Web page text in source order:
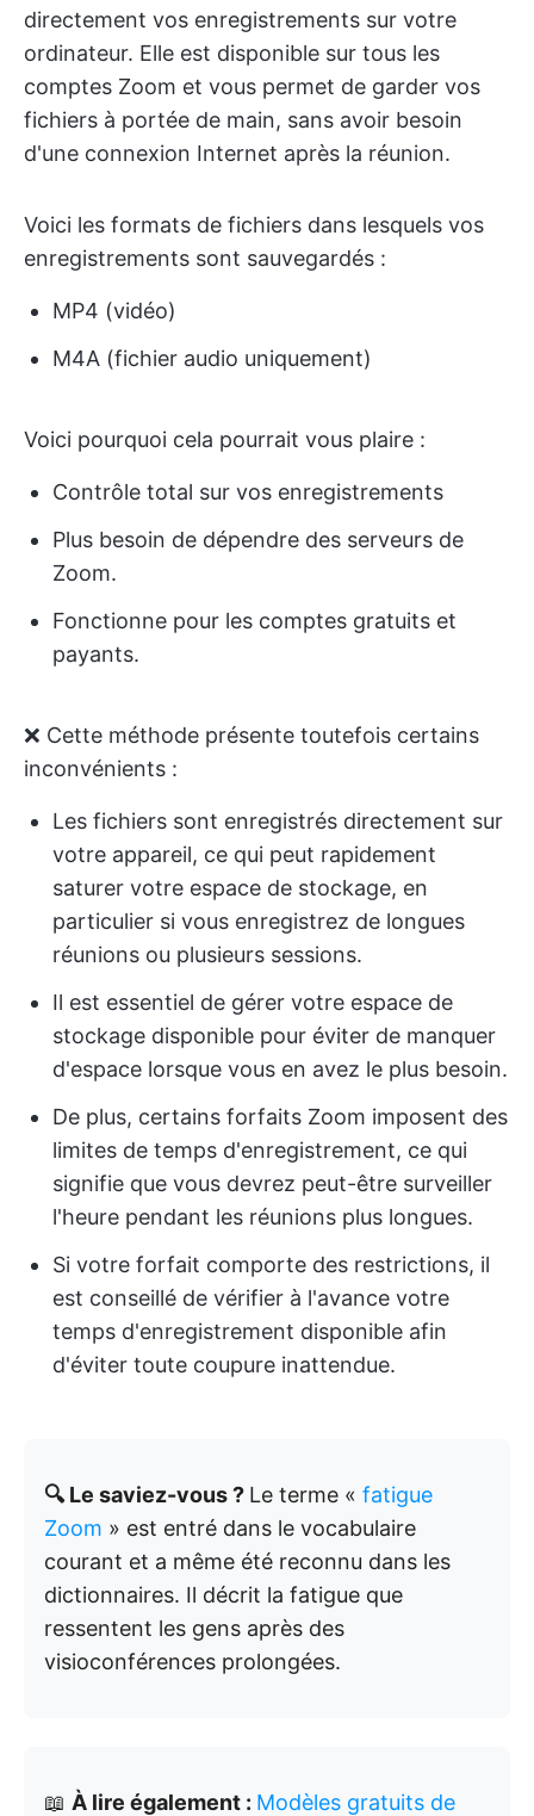
directement vos enregistrements sur votre
ordinateur. Elle est disponible sur tous les
comptes Zoom et vous permet de garder vos
fichiers à portée de main, sans avoir besoin
d'une connexion Internet après la réunion.
Voici les formats de fichiers dans lesquels vos
enregistrements sont sauvegardés :
MP4 (vidéo)
M4A (fichier audio uniquement)
Voici pourquoi cela pourrait vous plaire :
Contrôle total sur vos enregistrements
Plus besoin de dépendre des serveurs de
Zoom.
Fonctionne pour les comptes gratuits et
payants.
❌ Cette méthode présente toutefois certains
inconvénients :
Les fichiers sont enregistrés directement sur
votre appareil, ce qui peut rapidement
saturer votre espace de stockage, en
particulier si vous enregistrez de longues
réunions ou plusieurs sessions.
Il est essentiel de gérer votre espace de
stockage disponible pour éviter de manquer
d'espace lorsque vous en avez le plus besoin.
De plus, certains forfaits Zoom imposent des
limites de temps d'enregistrement, ce qui
signifie que vous devrez peut-être surveiller
l'heure pendant les réunions plus longues.
Si votre forfait comporte des restrictions, il
est conseillé de vérifier à l'avance votre
temps d'enregistrement disponible afin
d'éviter toute coupure inattendue.
🔍 Le saviez-vous ? Le terme « fatigue
Zoom » est entré dans le vocabulaire
courant et a même été reconnu dans les
dictionnaires. Il décrit la fatigue que
ressentent les gens après des
visioconférences prolongées.
📖 À lire également : Modèles gratuits de